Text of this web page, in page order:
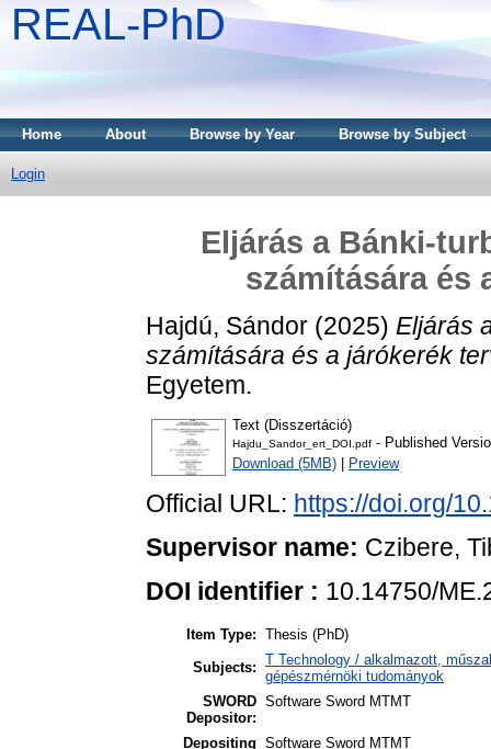
REAL-PhD
Home About Browse by Year Browse by Subject
Login
Eljárás a Bánki-
számítására és
Hajdú, Sándor (2025) Eljárás
számítására és a járókerék
Egyetem.
Text (Disszertáció)
Hajdu_Sandor_ert_DOI.pdf - Published
Download (5MB)
Preview
Official URL: https://doi.org/
Supervisor name: Czibere,
DOI identifier : 10.14750/
Item Type: Thesis (PhD)
Subjects: T Technology / alkalmazott,
gépészmérnöki tudományok
SWORD
Depositor:
Software Sword MTMT
Depositing Software Sword MTMT